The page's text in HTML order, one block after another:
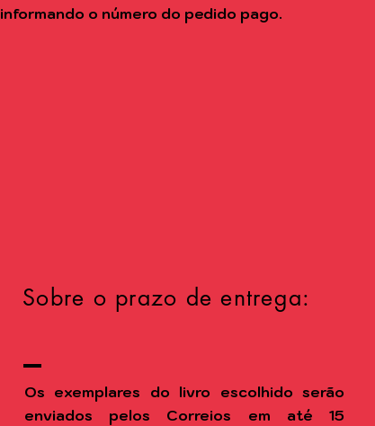
informando o número do pedido pago.
Sobre o prazo de entrega:
Os exemplares do livro escolhido serão
enviados pelos Correios em até 15